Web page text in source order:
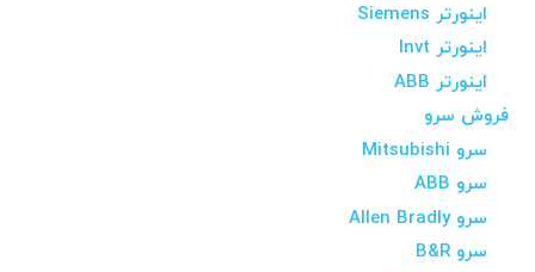
اینورتر Siemens
اینورتر Invt
اینورتر ABB
فروش سرو
سرو Mitsubishi
سرو ABB
سرو Allen Bradly
سرو B&R